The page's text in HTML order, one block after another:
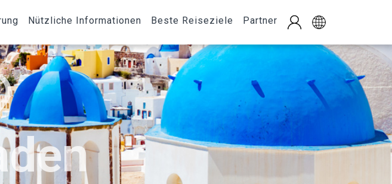
Nützliche Informationen Beste Reiseziele Partner